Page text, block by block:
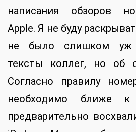
написания обзоров
Apple. Я не буду
не было слишком уж
тексты коллег, но об
Согласно правилу
необходимо ближе к
предварительно